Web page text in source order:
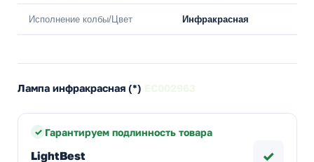
Исполнение колбы/Цвет Инфракрасная
Лампа инфракрасная (*)
Гарантируем подлинность товара
LightBest ✓